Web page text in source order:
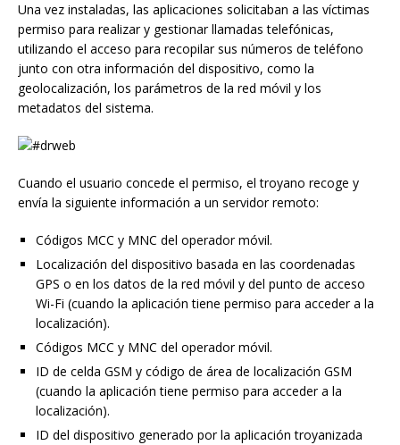
Una vez instaladas, las aplicaciones solicitaban a las víctimas
permiso para realizar y gestionar llamadas telefónicas,
utilizando el acceso para recopilar sus números de teléfono
junto con otra información del dispositivo, como la
geolocalización, los parámetros de la red móvil y los
metadatos del sistema.
Cuando el usuario concede el permiso, el troyano recoge y
envía la siguiente información a un servidor remoto:
Códigos MCC y MNC del operador móvil.
Localización del dispositivo basada en las coordenadas
GPS o en los datos de la red móvil y del punto de acceso
Wi-Fi (cuando la aplicación tiene permiso para acceder a la
localización).
Códigos MCC y MNC del operador móvil.
ID de celda GSM y código de área de localización GSM
(cuando la aplicación tiene permiso para acceder a la
localización).
ID del dispositivo generado por la aplicación troyanizada